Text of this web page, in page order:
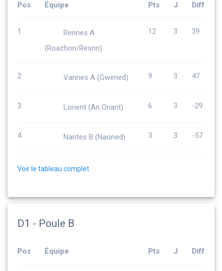
Pos Équipe Pts J Diff
1
Rennes A
(Roazhon/Resnn)
12 3 39
2 Vannes A (Gwened) 9 3 47
3 Lorient (An Oriant) 6 3 -29
4 Nantes B (Naoned) 3 3 -57
Voir le tableau complet
D1 - Poule B
Pos Équipe Pts J Diff